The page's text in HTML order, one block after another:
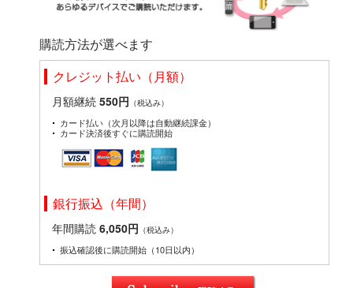
購読方法が選べます
クレジット払い（月額）
月額継続 550円 （税込み）
カード払い（次月以降は自動継続課金）
カード決済後すぐに購読開始
銀行振込（年間）
年間購読 6,050円 （税込み）
振込確認後に購読開始（10日以内）